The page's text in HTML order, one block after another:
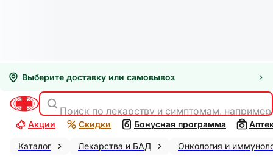
Выберите доставку или самовывоз
Поиск по лекарству и симптомам,
Акции Скидки Бонусная программа
Каталог Лекарства и БАД Онкология и